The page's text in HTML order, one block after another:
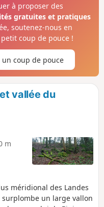
qui dominent la
perle médiévale. Et s'y
de ce lieu célèbre
que celle faite par les
d'arpenter la rue
à proposer des
gratuites et pratiques
soutenez-nous en
coup de pouce !
un coup de pouce
vallée du
m
méridional des Landes
un large vallon